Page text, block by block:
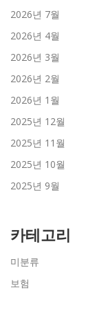
2026년 7월
2026년 4월
2026년 3월
2026년 2월
2026년 1월
2025년 12월
2025년 11월
2025년 10월
2025년 9월
카테고리
미분류
보험